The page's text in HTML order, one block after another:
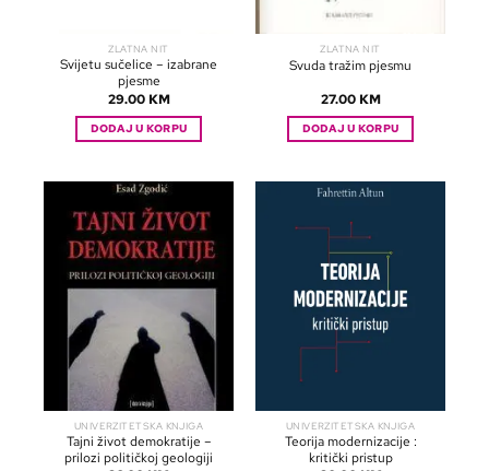
ZLATNA NIT
Svijetu sučelice – izabrane
pjesme
29.00 KM
DODAJ U KORPU
ZLATNA NIT
Svuda tražim pjesmu
27.00 KM
DODAJ U KORPU
UNIVERZITETSKA KNJIGA
Tajni život demokratije –
prilozi političkoj geologiji
UNIVERZITETSKA KNJIGA
Teorija modernizacije :
kritički pristup